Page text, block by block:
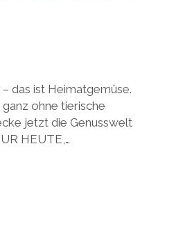
das ist Heimatgemüse.
ohne tierische
jetzt die Genusswelt
HEUTE,…